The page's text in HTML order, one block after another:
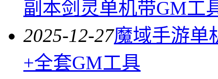
副本剑灵单机带GM工
2025-12-27魔域手游单
+全套GM工具